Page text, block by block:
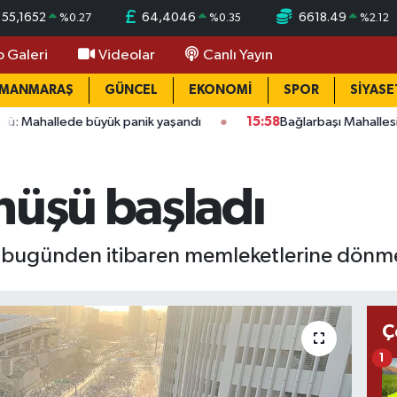
55,1652 %0.27 64,4046 %0.35 6618.49 %2.12
Galeri Videolar Canlı Yayın
GÜNCEL EKONOMİ SPOR
büyük panik yaşandı 15:58 Bağlarbaşı Mahallesi'nde 101.
başladı
bugünden itibaren memleketlerine
1